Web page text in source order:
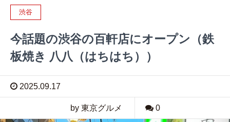
渋谷
今話題の渋谷の百軒店にオープン（鉄
板焼き 八八（はちはち））
2025.09.17
by 東京グルメ 0